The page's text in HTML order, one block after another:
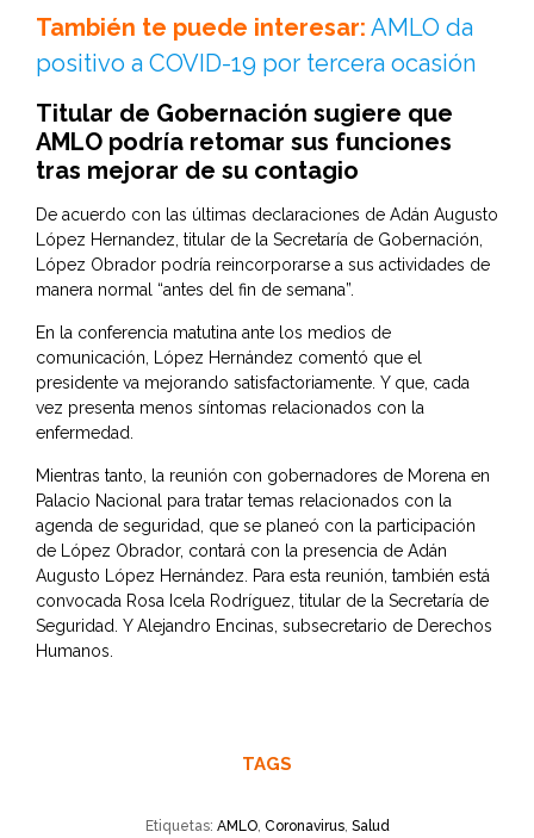
También te puede interesar: AMLO da
positivo a COVID-19 por tercera ocasión
Titular de Gobernación sugiere que
AMLO podría retomar sus funciones
tras mejorar de su contagio
De acuerdo con las últimas declaraciones de Adán Augusto
López Hernandez, titular de la Secretaría de Gobernación,
López Obrador podría reincorporarse a sus actividades de
manera normal “antes del fin de semana”.
En la conferencia matutina ante los medios de
comunicación, López Hernández comentó que el
presidente va mejorando satisfactoriamente. Y que, cada
vez presenta menos síntomas relacionados con la
enfermedad.
Mientras tanto, la reunión con gobernadores de Morena en
Palacio Nacional para tratar temas relacionados con la
agenda de seguridad, que se planeó con la participación
de López Obrador, contará con la presencia de Adán
Augusto López Hernández. Para esta reunión, también está
convocada Rosa Icela Rodríguez, titular de la Secretaría de
Seguridad. Y Alejandro Encinas, subsecretario de Derechos
Humanos.
TAGS
Etiquetas: AMLO, Coronavirus, Salud